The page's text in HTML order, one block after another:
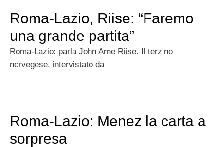
Roma-Lazio, Riise: “Faremo
una grande partita”
Roma-Lazio: parla John Arne Riise. Il terzino
norvegese, intervistato da
Roma-Lazio: Menez la carta a
sorpresa